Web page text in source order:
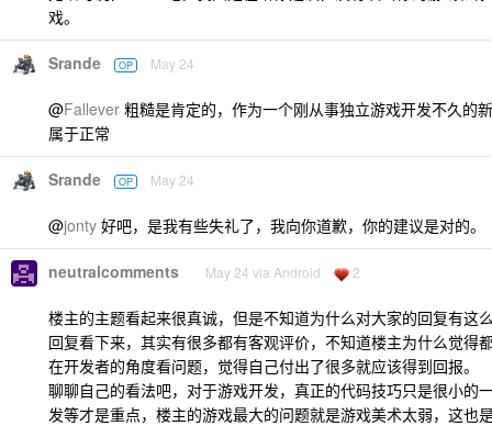
戏。
Srande OP May 24
@Fallever 粗糙是肯定的，作为一个刚从事独立游戏开发不久的
属于正常
Srande OP May 24
@jonty 好吧，是我有些失礼了，我向你道歉，你的建议是对的。
neutralcomments May 24 via Android 2
楼主的主题看起来很真诚，但是不知道为什么对大家的回复有这
回复看下来，其实有很多都有客观评价，不知道楼主为什么觉得
在开发者的角度看问题，觉得自己付出了很多就应该得到回报。
聊聊自己的看法吧，对于游戏开发，真正的代码技巧只是很小的
发等才是重点，楼主的游戏最大的问题就是游戏美术太弱，这也